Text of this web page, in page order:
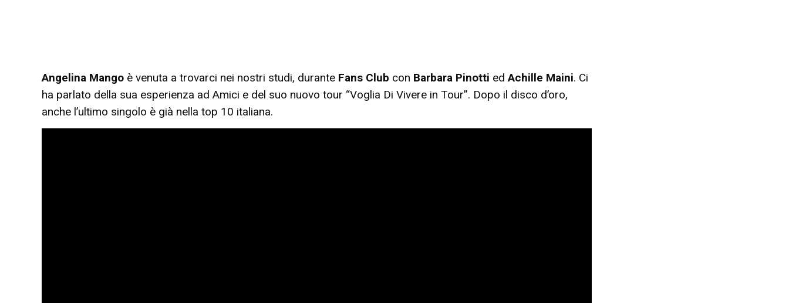
Angelina Mango è venuta a trovarci nei nostri studi, durante Fans Club con Barbara Pinotti edAchille Maini. Ci
ha parlato della sua esperienza ad Amici e del suo nuovo tour “Voglia Di Vivere in Tour”. Dopo il disco d’oro,
anche l’ultimo singolo è già nella top 10 italiana.